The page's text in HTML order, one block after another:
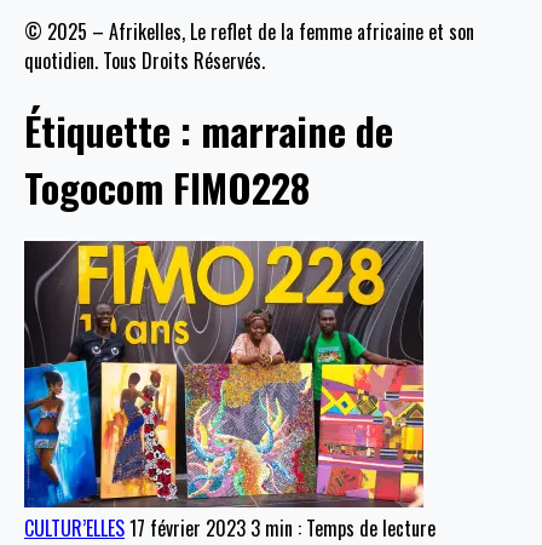
© 2025 – Afrikelles, Le reflet de la femme africaine et son
quotidien. Tous Droits Réservés.
Étiquette : marraine de
Togocom FIMO228
CULTUR’ELLES17 février 2023 3 min : Temps de lecture